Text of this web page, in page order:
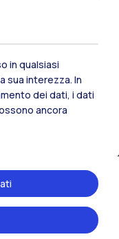
in qualsiasi
sua interezza. In
dei dati, i dati
ancora